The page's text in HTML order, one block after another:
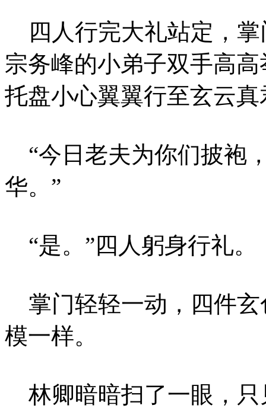
四人行完大礼站定，掌
宗务峰的小弟子双手高
托盘小心翼翼行至玄云
“今日老夫为你们披袍
华。”
“是。”四人躬身行礼。
掌门轻轻一动，四件玄
模一样。
林卿暗暗扫了一眼，只